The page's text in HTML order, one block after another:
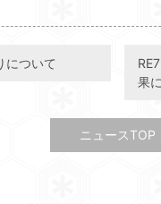
について
果
ニュースTOP